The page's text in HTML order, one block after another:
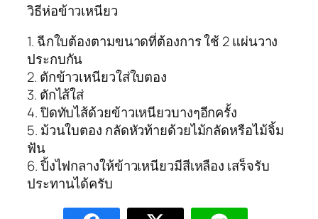
วิธีห่อข้าวเหนียว
1. ฉีกใบต้องตามขนาดที่ต้องการ ใช้ 2 แผ่นวาง
ประกบกัน
2. ตักข้าวเหนียวใส่ใบตอง
3. ตักไส้ใส่
4. ปิดทับไส้ด้วยข้าวเหนียวบางๆอีกครั้ง
5. ม้วนใบตอง กลัดหัวท้ายด้วยไม้กลัดหรือไม้จิ้ม
ฟัน
6. ปิ้งไฟกลางให้ข้าวเหนียวมีสีเหลือง เสร็จรับ
ประทานได้ครับ